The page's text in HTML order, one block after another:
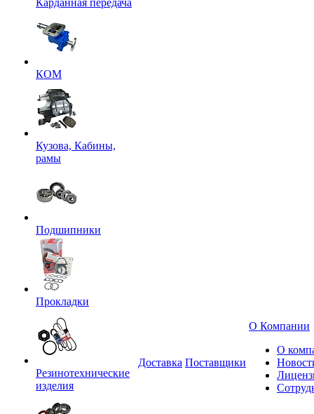
Карданная передача
КОМ
Кузова, Кабины,
рамы
Подшипники
Прокладки
Резинотехнические
изделия
Доставка Поставщики
О Компании
О